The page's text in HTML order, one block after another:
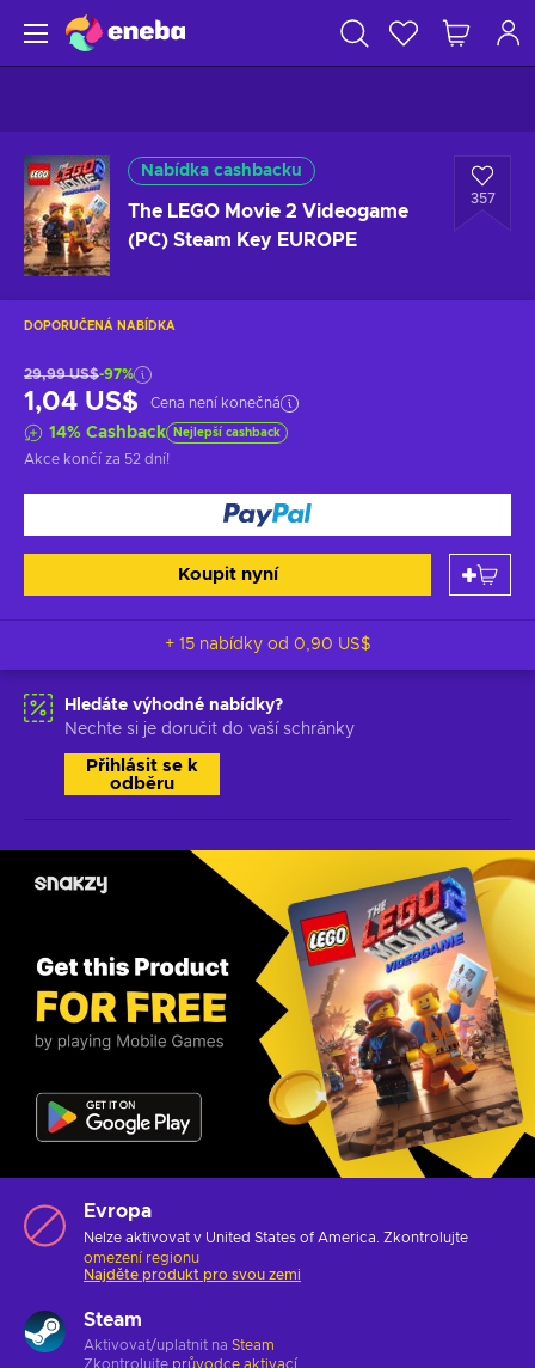
Nabídka cashbacku
The LEGO Movie 2 Videogame
(PC) Steam Key EUROPE
357
DOPORUČENÁ NABÍDKA
29,99 US$-97%
1,04 US$ Cena není konečná
14% Cashback Nejlepší cashback
Akce končí za 52 dní!
Koupit nyní
+ 15 nabídky od 0,90 US$
Hledáte výhodné nabídky?
Nechte si je doručit do vaší schránky
Přihlásit se k
odběru
Evropa
Nelze aktivovat v United States of America. Zkontrolujte
omezení regionu
Najděte produkt pro svou zemi
Steam
Aktivovat/uplatnit na Steam
Zkontrolujte průvodce aktivací